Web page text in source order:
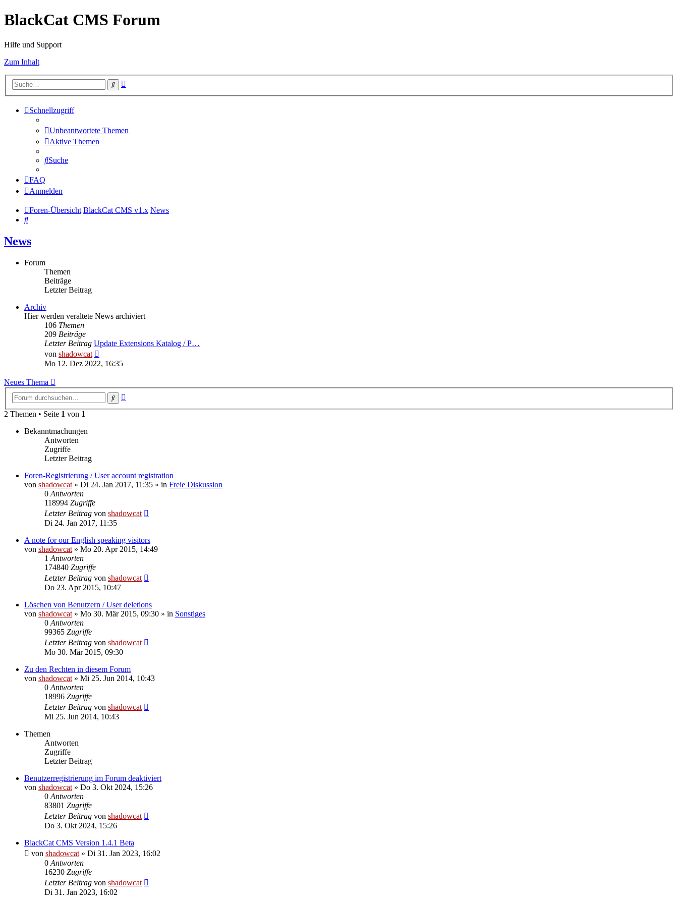
BlackCat CMS Forum
Hilfe und Support
Zum Inhalt
Suche
Schnellzugriff
Unbeantwortete Themen
Aktive Themen
Suche
FAQ
Anmelden
Foren-Übersicht BlackCat CMS v1.x News
Suche
News
Forum
Themen
Beiträge
Letzter Beitrag
Archiv
Hier werden veraltete News archiviert
106 Themen
209 Beiträge
Letzter Beitrag Update Extensions Katalog / P…
von shadowcat
Beitrag
Mo 12. Dez 2022, 16:35
Neues Thema
Suche
2 Themen • Seite 1 von 1
Bekanntmachungen
Antworten
Zugriffe
Letzter Beitrag
Foren-Registrierung / User account registration
von shadowcat » Di 24. Jan 2017, 11:35 » in Freie Diskussion
0 Antworten
118994 Zugriffe
Letzter Beitrag von shadowcat
Di 24. Jan 2017, 11:35
A note for our English speaking visitors
von shadowcat » Mo 20. Apr 2015, 14:49
1 Antworten
174840 Zugriffe
Letzter Beitrag von shadowcat
Do 23. Apr 2015, 10:47
Löschen von Benutzern / User deletions
von shadowcat » Mo 30. Mär 2015, 09:30 » in Sonstiges
0 Antworten
99365 Zugriffe
Letzter Beitrag von shadowcat
Mo 30. Mär 2015, 09:30
Zu den Rechten in diesem Forum
von shadowcat » Mi 25. Jun 2014, 10:43
0 Antworten
18996 Zugriffe
Letzter Beitrag von shadowcat
Mi 25. Jun 2014, 10:43
Themen
Antworten
Zugriffe
Letzter Beitrag
Benutzerregistrierung im Forum deaktiviert
von shadowcat » Do 3. Okt 2024, 15:26
0 Antworten
83801 Zugriffe
Letzter Beitrag von shadowcat
Do 3. Okt 2024, 15:26
BlackCat CMS Version 1.4.1 Beta
von shadowcat » Di 31. Jan 2023, 16:02
0 Antworten
16230 Zugriffe
Letzter Beitrag von shadowcat
Di 31. Jan 2023, 16:02